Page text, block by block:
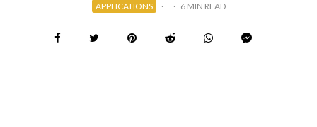
APPLICATIONS · · 6 MIN READ